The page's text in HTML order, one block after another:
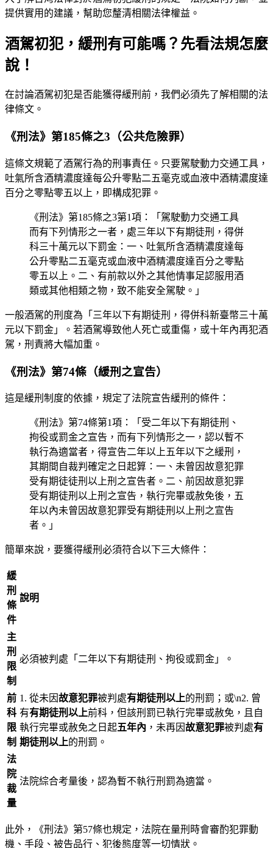
提供實用的建議，幫助您釐清相關法律權益。
酒駕初犯，緩刑有可能嗎？先看法規怎麼
說！
在討論酒駕初犯是否能獲得緩刑前，我們必須先了解相關的法
律條文。
《刑法》第185條之3（公共危險罪）
這條文規範了酒駕行為的刑事責任。只要駕駛動力交通工具，
吐氣所含酒精濃度達每公升零點二五毫克或血液中酒精濃度達
百分之零點零五以上，即構成犯罪。
《刑法》第185條之3第1項：「駕駛動力交通工具
而有下列情形之一者，處三年以下有期徒刑，得併
科三十萬元以下罰金：一、吐氣所含酒精濃度達每
公升零點二五毫克或血液中酒精濃度達百分之零點
零五以上。二、有前款以外之其他情事足認服用酒
類或其他相類之物，致不能安全駕駛。」
一般酒駕的刑度為「三年以下有期徒刑，得併科新臺幣三十萬
元以下罰金」。若酒駕導致他人死亡或重傷，或十年內再犯酒
駕，刑責將大幅加重。
《刑法》第74條（緩刑之宣告）
這是緩刑制度的依據，規定了法院宣告緩刑的條件：
《刑法》第74條第1項：「受二年以下有期徒刑、
拘役或罰金之宣告，而有下列情形之一，認以暫不
執行為適當者，得宣告二年以上五年以下之緩刑，
其期間自裁判確定之日起算：一、未曾因故意犯罪
受有期徒徒刑以上刑之宣告者。二、前因故意犯罪
受有期徒刑以上刑之宣告，執行完畢或赦免後，五
年以內未曾因故意犯罪受有期徒刑以上刑之宣告
者。」
簡單來說，要獲得緩刑必須符合以下三大條件：
緩
刑
條
件
說明
主
刑
限
制
必須被判處「二年以下有期徒刑、拘役或罰金」。
前
科
限
制
1. 從未因故意犯罪被判處有期徒刑以上的刑罰；或\n2. 曾
有有期徒刑以上前科，但該刑罰已執行完畢或赦免，且自
執行完畢或赦免之日起五年內 ，未再因故意犯罪被判處有
期徒刑以上的刑罰。
法
院
裁
量
法院綜合考量後，認為暫不執行刑罰為適當。
此外，《刑法》第57條也規定，法院在量刑時會審酌犯罪動
機、手段、被告品行、犯後態度等一切情狀。